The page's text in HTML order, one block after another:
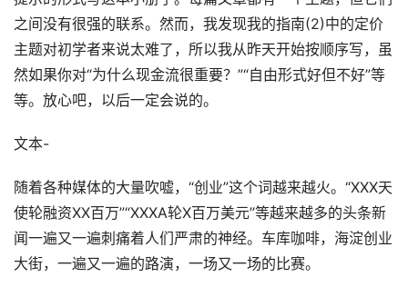
之间没有很强的联系。然而，我发现我的指南(2)中的定价
主题对初学者来说太难了，所以我从昨天开始按顺序写，虽
然如果你对“为什么现金流很重要？”“自由形式好但不好”等
等。放心吧，以后一定会说的。
文本-
随着各种媒体的大量吹嘘，“创业”这个词越来越火。“XXX天
使轮融资XX百万”“XXXA轮X百万美元”等越来越多的头条新
闻一遍又一遍刺痛着人们严肃的神经。车库咖啡，海淀创业
大街，一遍又一遍的路演，一场又一场的比赛。